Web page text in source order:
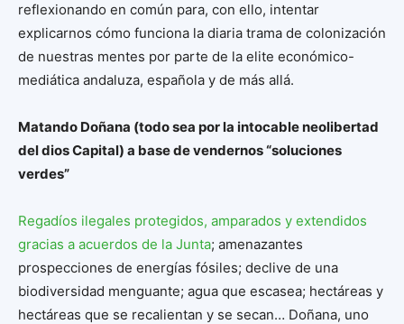
reflexionando en común para, con ello, intentar
explicarnos cómo funciona la diaria trama de colonización
de nuestras mentes por parte de la elite económico-
mediática andaluza, española y de más allá.
Matando Doñana (todo sea por la intocable neolibertad
del dios Capital) a base de vendernos “soluciones
verdes”
Regadíos ilegales protegidos, amparados y extendidos
gracias a acuerdos de la Junta; amenazantes
prospecciones de energías fósiles; declive de una
biodiversidad menguante; agua que escasea; hectáreas y
hectáreas que se recalientan y se secan… Doñana, uno